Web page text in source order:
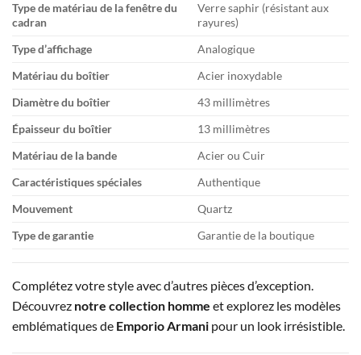
Type de matériau de la fenêtre du
cadran
Verre saphir (résistant aux
rayures)
Type d’affichage
Analogique
Matériau du boîtier
Acier inoxydable
Diamètre du boîtier
43 millimètres
Épaisseur du boîtier
13 millimètres
Matériau de la bande
Acier ou Cuir
Caractéristiques spéciales
Authentique
Mouvement
Quartz
Type de garantie
Garantie de la boutique
Complétez votre style avec d’autres pièces d’exception.
Découvrez notre collection homme et explorez les modèles
emblématiques de Emporio Armani pour un look irrésistible.